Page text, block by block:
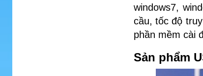
windows7,
cầu, tốc độ
phần mềm cài
Sản phẩm